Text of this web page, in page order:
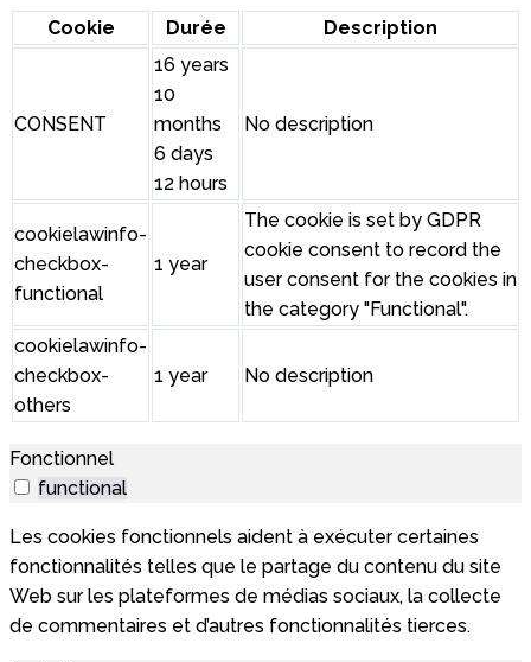
Cookie Durée Description
CONSENT
16 years
10
months
6 days
12 hours
No description
cookielawinfo-
checkbox-
functional
1 year
The cookie is set by GDPR
cookie consent to record the
user consent for the cookies in
the category "Functional".
cookielawinfo-
checkbox-
others
1 year No description
Fonctionnel
functional
Les cookies fonctionnels aident à exécuter certaines
fonctionnalités telles que le partage du contenu du site
Web sur les plateformes de médias sociaux, la collecte
de commentaires et d’autres fonctionnalités tierces.